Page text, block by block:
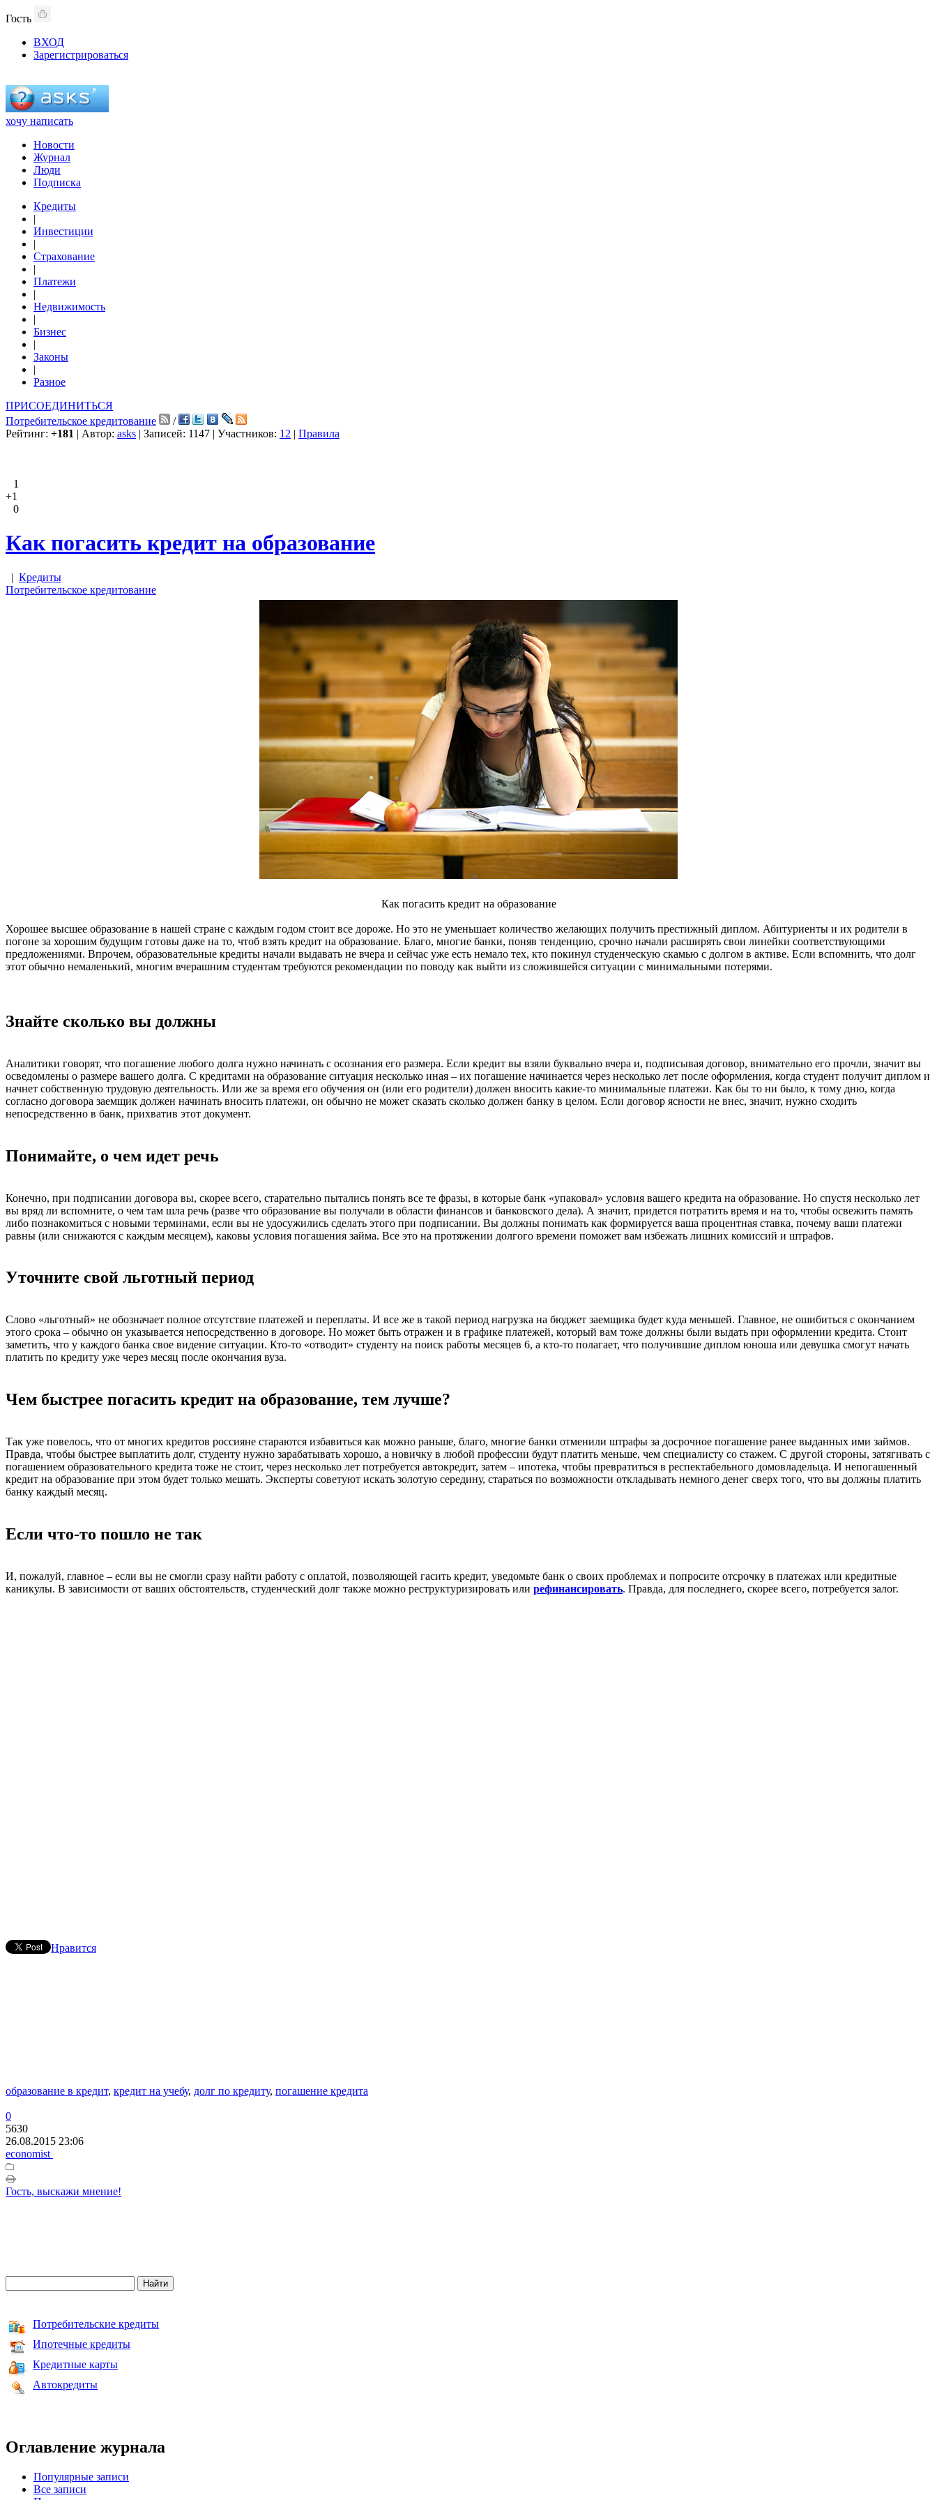
Гость
ВХОД
Зарегистрироваться
хочу написать
Новости
Журнал
Люди
Подписка
Кредиты
|
Инвестиции
|
Страхование
|
Платежи
|
Недвижимость
|
Бизнес
|
Законы
|
Разное
ПРИСОЕДИНИТЬСЯ
Потребительское кредитование
/
Рейтинг: +181 | Автор: asks | Записей: 1147 | Участников: 12 | Правила
1
+1
0
Как погасить кредит на образование
| Кредиты
Потребительское кредитование
Как погасить кредит на образование
Хорошее высшее образование в нашей стране с каждым годом стоит все дороже. Но это не уменьшает количество желающих получить престижный диплом. Абитуриенты и их родители в
погоне за хорошим будущим готовы даже на то, чтоб взять кредит на образование. Благо, многие банки, поняв тенденцию, срочно начали расширять свои линейки соответствующими
предложениями. Впрочем, образовательные кредиты начали выдавать не вчера и сейчас уже есть немало тех, кто покинул студенческую скамью с долгом в активе. Если вспомнить, что долг
этот обычно немаленький, многим вчерашним студентам требуются рекомендации по поводу как выйти из сложившейся ситуации с минимальными потерями.
Знайте сколько вы должны
Аналитики говорят, что погашение любого долга нужно начинать с осознания его размера. Если кредит вы взяли буквально вчера и, подписывая договор, внимательно его прочли, значит вы
осведомлены о размере вашего долга. С кредитами на образование ситуация несколько иная – их погашение начинается через несколько лет после оформления, когда студент получит диплом и
начнет собственную трудовую деятельность. Или же за время его обучения он (или его родители) должен вносить какие-то минимальные платежи. Как бы то ни было, к тому дню, когда
согласно договора заемщик должен начинать вносить платежи, он обычно не может сказать сколько должен банку в целом. Если договор ясности не внес, значит, нужно сходить
непосредственно в банк, прихватив этот документ.
Понимайте, о чем идет речь
Конечно, при подписании договора вы, скорее всего, старательно пытались понять все те фразы, в которые банк «упаковал» условия вашего кредита на образование. Но спустя несколько лет
вы вряд ли вспомните, о чем там шла речь (разве что образование вы получали в области финансов и банковского дела). А значит, придется потратить время и на то, чтобы освежить память
либо познакомиться с новыми терминами, если вы не удосужились сделать этого при подписании. Вы должны понимать как формируется ваша процентная ставка, почему ваши платежи
равны (или снижаются с каждым месяцем), каковы условия погашения займа. Все это на протяжении долгого времени поможет вам избежать лишних комиссий и штрафов.
Уточните свой льготный период
Слово «льготный» не обозначает полное отсутствие платежей и переплаты. И все же в такой период нагрузка на бюджет заемщика будет куда меньшей. Главное, не ошибиться с окончанием
этого срока – обычно он указывается непосредственно в договоре. Но может быть отражен и в графике платежей, который вам тоже должны были выдать при оформлении кредита. Стоит
заметить, что у каждого банка свое видение ситуации. Кто-то «отводит» студенту на поиск работы месяцев 6, а кто-то полагает, что получившие диплом юноша или девушка смогут начать
платить по кредиту уже через месяц после окончания вуза.
Чем быстрее погасить кредит на образование, тем лучше?
Так уже повелось, что от многих кредитов россияне стараются избавиться как можно раньше, благо, многие банки отменили штрафы за досрочное погашение ранее выданных ими займов.
Правда, чтобы быстрее выплатить долг, студенту нужно зарабатывать хорошо, а новичку в любой профессии будут платить меньше, чем специалисту со стажем. С другой стороны, затягивать с
погашением образовательного кредита тоже не стоит, через несколько лет потребуется автокредит, затем – ипотека, чтобы превратиться в респектабельного домовладельца. И непогашенный
кредит на образование при этом будет только мешать. Эксперты советуют искать золотую середину, стараться по возможности откладывать немного денег сверх того, что вы должны платить
банку каждый месяц.
Если что-то пошло не так
И, пожалуй, главное – если вы не смогли сразу найти работу с оплатой, позволяющей гасить кредит, уведомьте банк о своих проблемах и попросите отсрочку в платежах или кредитные
каникулы. В зависимости от ваших обстоятельств, студенческий долг также можно реструктуризировать или рефинансировать. Правда, для последнего, скорее всего, потребуется залог.
Нравится
образование в кредит, кредит на учебу, долг по кредиту, погашение кредита
0
5630
26.08.2015 23:06
economist
Гость, выскажи мнение!
Потребительские кредиты
Ипотечные кредиты
Кредитные карты
Автокредиты
Оглавление журнала
Популярные записи
Все записи